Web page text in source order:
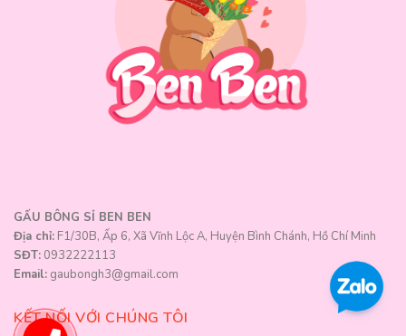
GẤU BÔNG SỈ BEN BEN
Địa chỉ: F1/30B, Ấp 6, Xã Vĩnh Lộc A, Huyện Bình Chánh, Hồ Chí Minh
SĐT: 0932222113
Email: gaubongh3@gmail.com
KẾT NỐI VỚI CHÚNG TÔI